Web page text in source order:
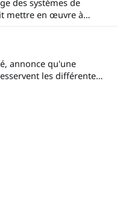
mettre en œuvre à
annonce qu'une
les différentes